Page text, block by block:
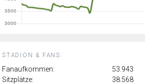
STADION & FANS:
Fanaufkommen:
53.943
Sitzplätze:
38.568